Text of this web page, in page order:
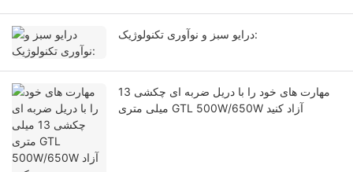
درایو سبز و نوآوری تکنولوژیک:
مهارت های خود را با دریل ضربه ای چکشی 13
میلی متری GTL 500W/650W آزاد کنید